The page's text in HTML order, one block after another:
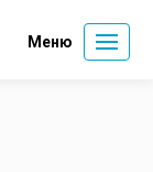
Меню